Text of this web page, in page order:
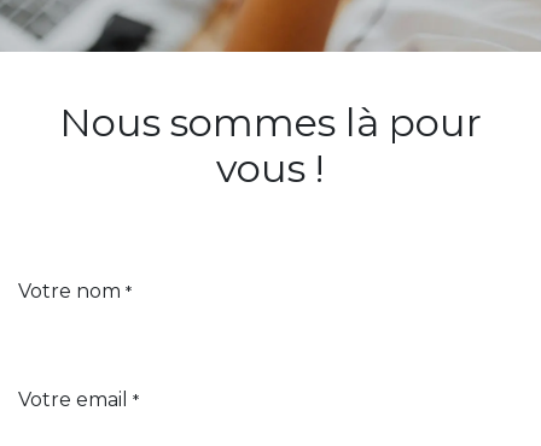
Nous sommes là pour
vous !
Votre nom *
Votre email *